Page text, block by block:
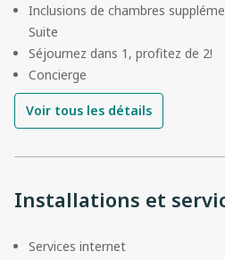
Inclusions de chambres
Suite
Séjournez dans 1, profitez de 2!
Concierge
Voir tous les détails
Installations et
Services internet